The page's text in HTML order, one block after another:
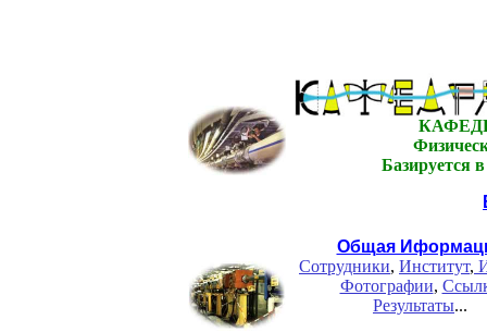
Базируется
Общая
Сотрудники, Институт,
Фотографии,
Результаты...